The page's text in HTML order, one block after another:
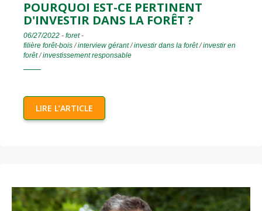
POURQUOI EST-CE PERTINENT
D'INVESTIR DANS LA FORÊT ?
06/27/2022 - foret-
filière forêt-bois/interview gérant/investir dans la forêt/investir en
forêt/investissement responsable
LIRE L’ARTICLE